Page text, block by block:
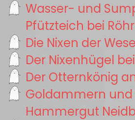
Wasser- und
Pfützteich bei
Die Nixen der
Der Nixenhügel
Der Otternkönig
Goldammern
Hammergut